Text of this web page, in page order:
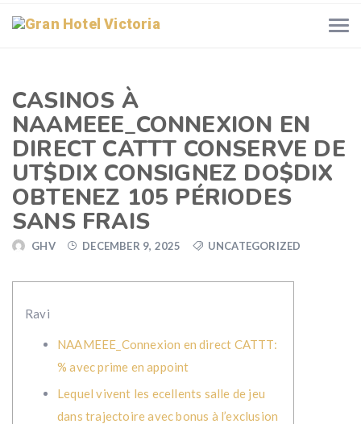
CASINOS À
NAAMEEE_CONNEXION EN
DIRECT CATTT CONSERVE DE
UT$DIX CONSIGNEZ DO$DIX
OBTENEZ 105 PÉRIODES
SANS FRAIS
GHV DECEMBER 9, 2025 UNCATEGORIZED
Ravi
NAAMEEE_Connexion en direct CATTT:
% avec prime en appoint
Lequel vivent les ecellents salle de jeu
dans trajectoire avec bonus à l’exclusion